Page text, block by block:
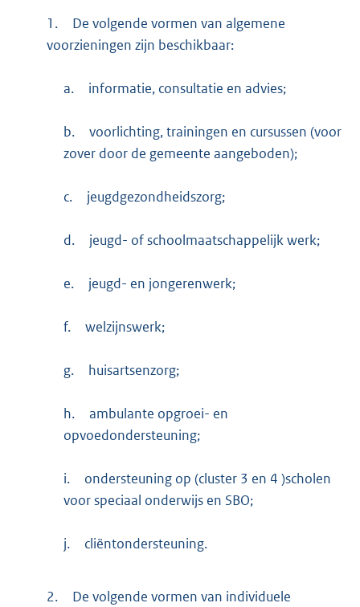
1.
De volgende vormen van algemene
voorzieningen zijn beschikbaar:
a. informatie, consultatie en advies;
b.
voorlichting, trainingen en cursussen (voor
zover door de gemeente aangeboden);
c. jeugdgezondheidszorg;
d. jeugd- of schoolmaatschappelijk werk;
e. jeugd- en jongerenwerk;
f. welzijnswerk;
g. huisartsenzorg;
h.
ambulante opgroei- en
opvoedondersteuning;
i.
ondersteuning op (cluster 3 en 4 )scholen
voor speciaal onderwijs en SBO;
j. cliëntondersteuning.
2.
De volgende vormen van individuele